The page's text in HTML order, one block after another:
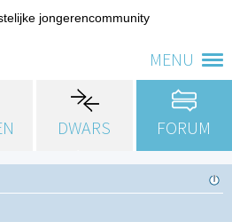
MENU
jongerencommunity
DWARS FORUM